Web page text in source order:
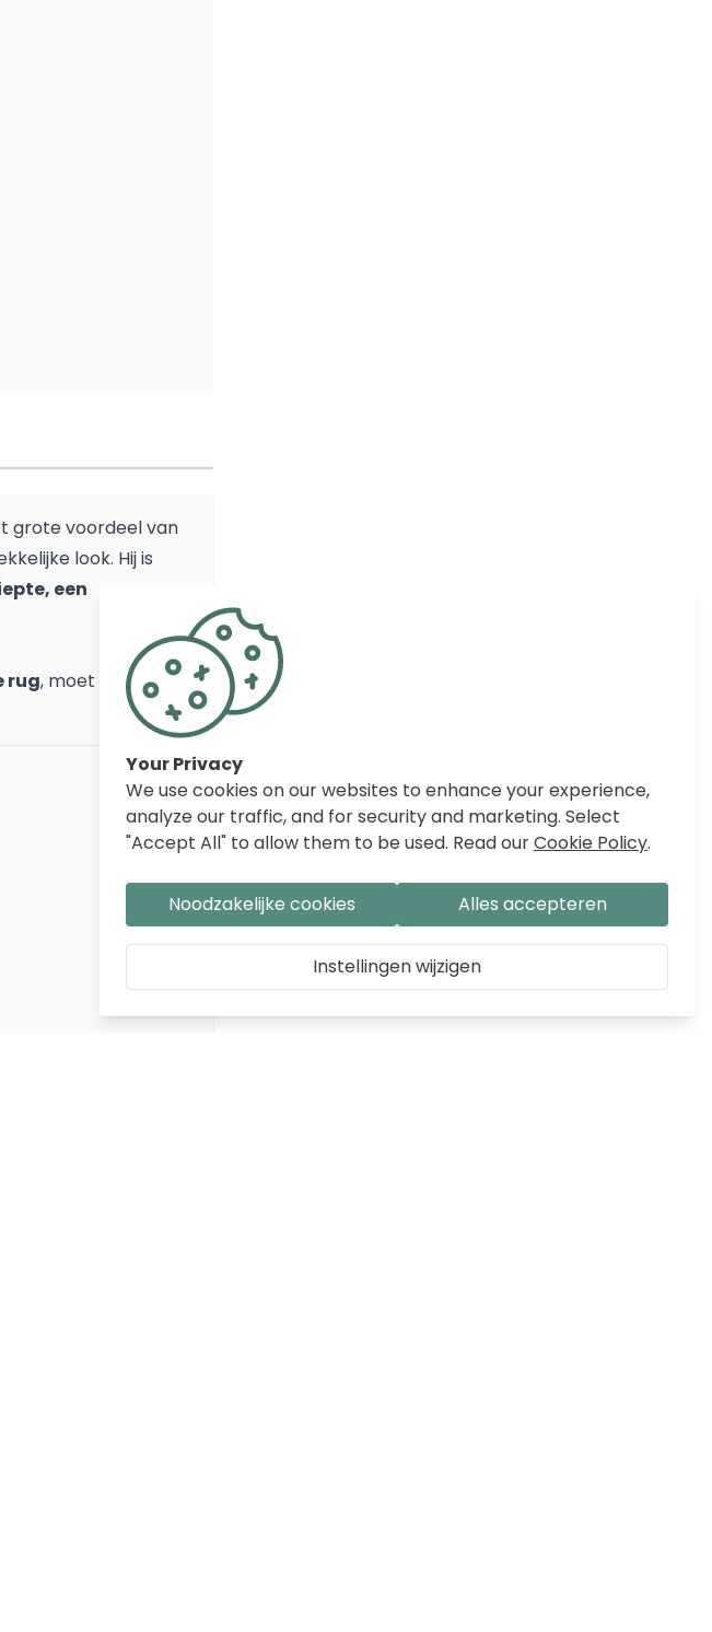
Your Privacy
We use cookies on our websites to enhance your experience,
analyze our traffic, and for security and marketing. Select
"Accept All" to allow them to be used. Read ourCookie Policy.
Noodzakelijke cookies Alles accepteren
Instellingen wijzigen
grote voordeel van
look. Hij is
een
rug, moet u kiezen